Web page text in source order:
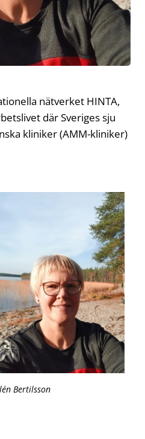
nätverket HINTA,
där Sveriges sju
kliniker (AMM-kliniker)
Bertilsson